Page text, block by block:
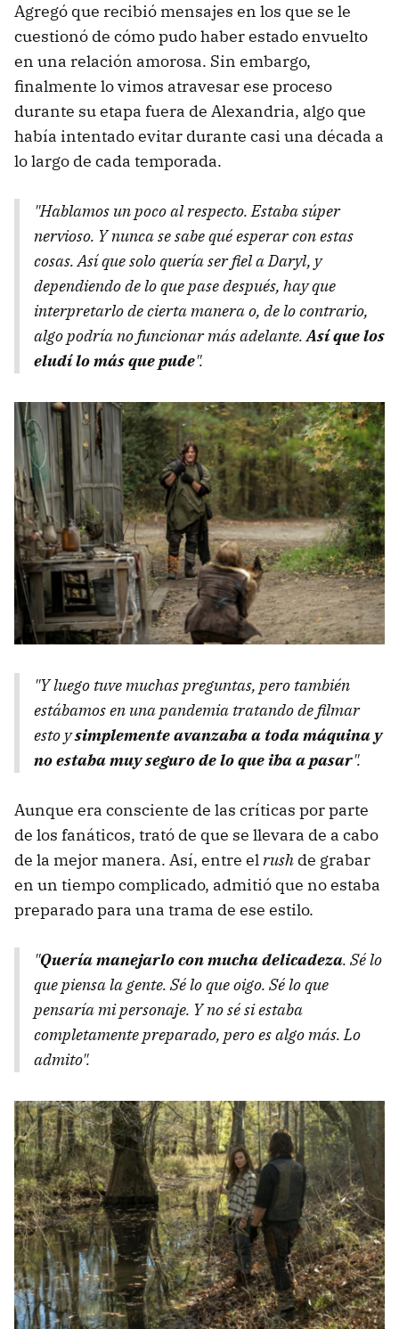
Agregó que recibió mensajes en los que se le
cuestionó de cómo pudo haber estado envuelto
en una relación amorosa. Sin embargo,
finalmente lo vimos atravesar ese proceso
durante su etapa fuera de Alexandria, algo que
había intentado evitar durante casi una década a
lo largo de cada temporada.
"Hablamos un poco al respecto. Estaba súper
nervioso. Y nunca se sabe qué esperar con estas
cosas. Así que solo quería ser fiel a Daryl, y
dependiendo de lo que pase después, hay que
interpretarlo de cierta manera o, de lo contrario,
algo podría no funcionar más adelante.Así que los
eludí lo más que pude".
"Y luego tuve muchas preguntas, pero también
estábamos en una pandemia tratando de filmar
esto ysimplemente avanzaba a toda máquina y
no estaba muy seguro de lo que iba a pasar".
Aunque era consciente de las críticas por parte
de los fanáticos, trató de que se llevara de a cabo
de la mejor manera. Así, entre elrush de grabar
en un tiempo complicado, admitió que no estaba
preparado para una trama de ese estilo.
"Quería manejarlo con mucha delicadeza. Sé lo
que piensa la gente. Sé lo que oigo. Sé lo que
pensaría mi personaje. Y no sé si estaba
completamente preparado, pero es algo más. Lo
admito".